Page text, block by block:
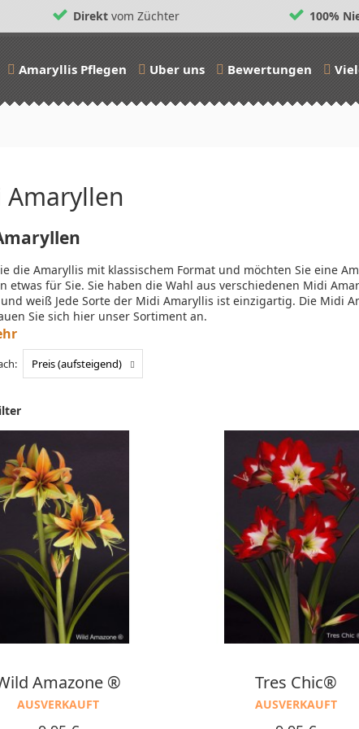
Direkt vom Züchter
100%
Amaryllis Pflegen Uber uns Bewertungen
Amaryllen
die Amaryllis mit klassischem Format und möchten Sie eine
etwas für Sie. Sie haben die Wahl aus verschiedenen Midi
weiß Jede Sorte der Midi Amaryllis ist einzigartig. Die Midi
Sie sich hier unser Sortiment an.
Preis (aufsteigend)
Amazone ®
AUSVERKAUFT
Tres Chic®
AUSVERKAUFT